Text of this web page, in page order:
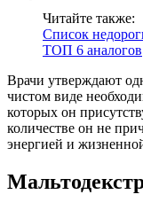
Читайте также:
Список
ТОП 6 аналогов
Врачи утверждают
чистом виде
которых он
количестве он не
энергией и